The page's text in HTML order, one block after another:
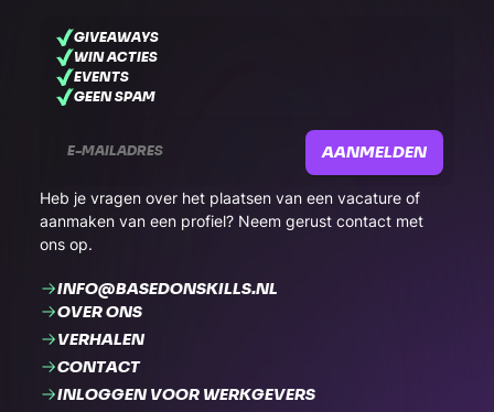
Heb je vragen over het plaatsen van een vacature of
aanmaken van een profiel? Neem gerust contact met
ons op.
INFO@BASEDONSKILLS.NL
OVER ONS
VERHALEN
CONTACT
INLOGGEN VOOR WERKGEVERS
GIVEAWAYS
WIN ACTIES
EVENTS
GEEN SPAM
AANMELDEN